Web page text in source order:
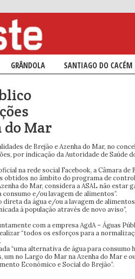
GRÂNDOLA SANTIAGO DO CACÉM
do Mar
de Brejão e Azenha do Mar, no
por indicação da Autoridade de Saúde
na rede social Facebook, a Câmara de
obtidos no âmbito do programa de
do Mar, considera a ASAL não estar
e/ou lavagem de alimentos”.
direta da água e/ou a lavagem de
à população através de novo aviso”,
com a empresa AgdA – Águas
“todos os esforços para a
“uma alternativa de água para consumo
um no Largo do Mar na Azenha do Mar e
Económico e Social do Brejão”.